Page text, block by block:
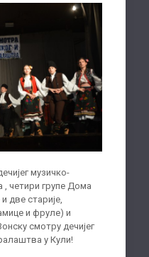
музичко-
четири групе Дома
две старије,
и фруле) и
смотру дечијег
у Кули!